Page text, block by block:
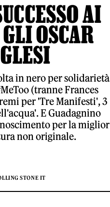
AI
OSCAR
in nero per solidarietà
(tranne Frances
per 'Tre Manifesti', 3
E Guadagnino
per la miglior
non originale.
STONE IT